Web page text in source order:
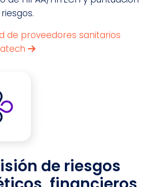
de proveedores sanitarios
de riesgos